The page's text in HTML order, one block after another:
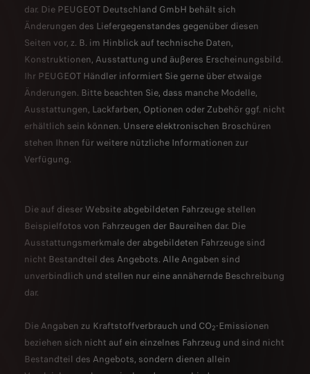
dar. Die PEUGEOT Deutschland GmbH behält sich
Änderungen des Liefergegenstandes gegenüber diesen
Seiten vor, z. B. im Hinblick auf technische Daten,
Konstruktionen, Ausstattung und äußeres Erscheinungsbild.
Ihr PEUGEOT Händler informiert Sie gerne über etwaige
Änderungen. Bitte beachten Sie, dass manche Modelle,
Ausstattungen, Lackfarben, Optionen oder Zubehör ggf. nicht
erhältlich sein können. Unsere elektronischen Broschüren
stehen Ihnen für weitere nützliche Informationen zur
Verfügung.
Die auf dieser Website abgebildeten Fahrzeuge stellen
Beispielfotos von Fahrzeugen der Baureihen dar. Die
Ausstattungsmerkmale der abgebildeten Fahrzeuge sind
nicht Bestandteil des Angebots. Alle Angaben sind
unverbindlich und stellen nur eine annähernde Beschreibung
dar.
Die Angaben zu Kraftstoffverbrauch und CO2-Emissionen
beziehen sich nicht auf ein einzelnes Fahrzeug und sind nicht
Bestandteil des Angebots, sondern dienen allein